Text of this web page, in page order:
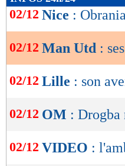
de
OK
02/12 Nice :
02/12 Man Utd :
02/12 Lille : son
02/12 OM : Drogba
02/12 VIDEO :